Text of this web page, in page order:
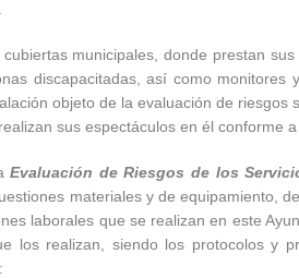
municipales, donde prestan
discapacitadas, así como monitores
objeto de la evaluación de riesgos
sus espectáculos en él conforme
Evaluación de Riesgos de los
materiales y de equipamiento,
laborales que se realizan en este
los realizan, siendo los protocolos y